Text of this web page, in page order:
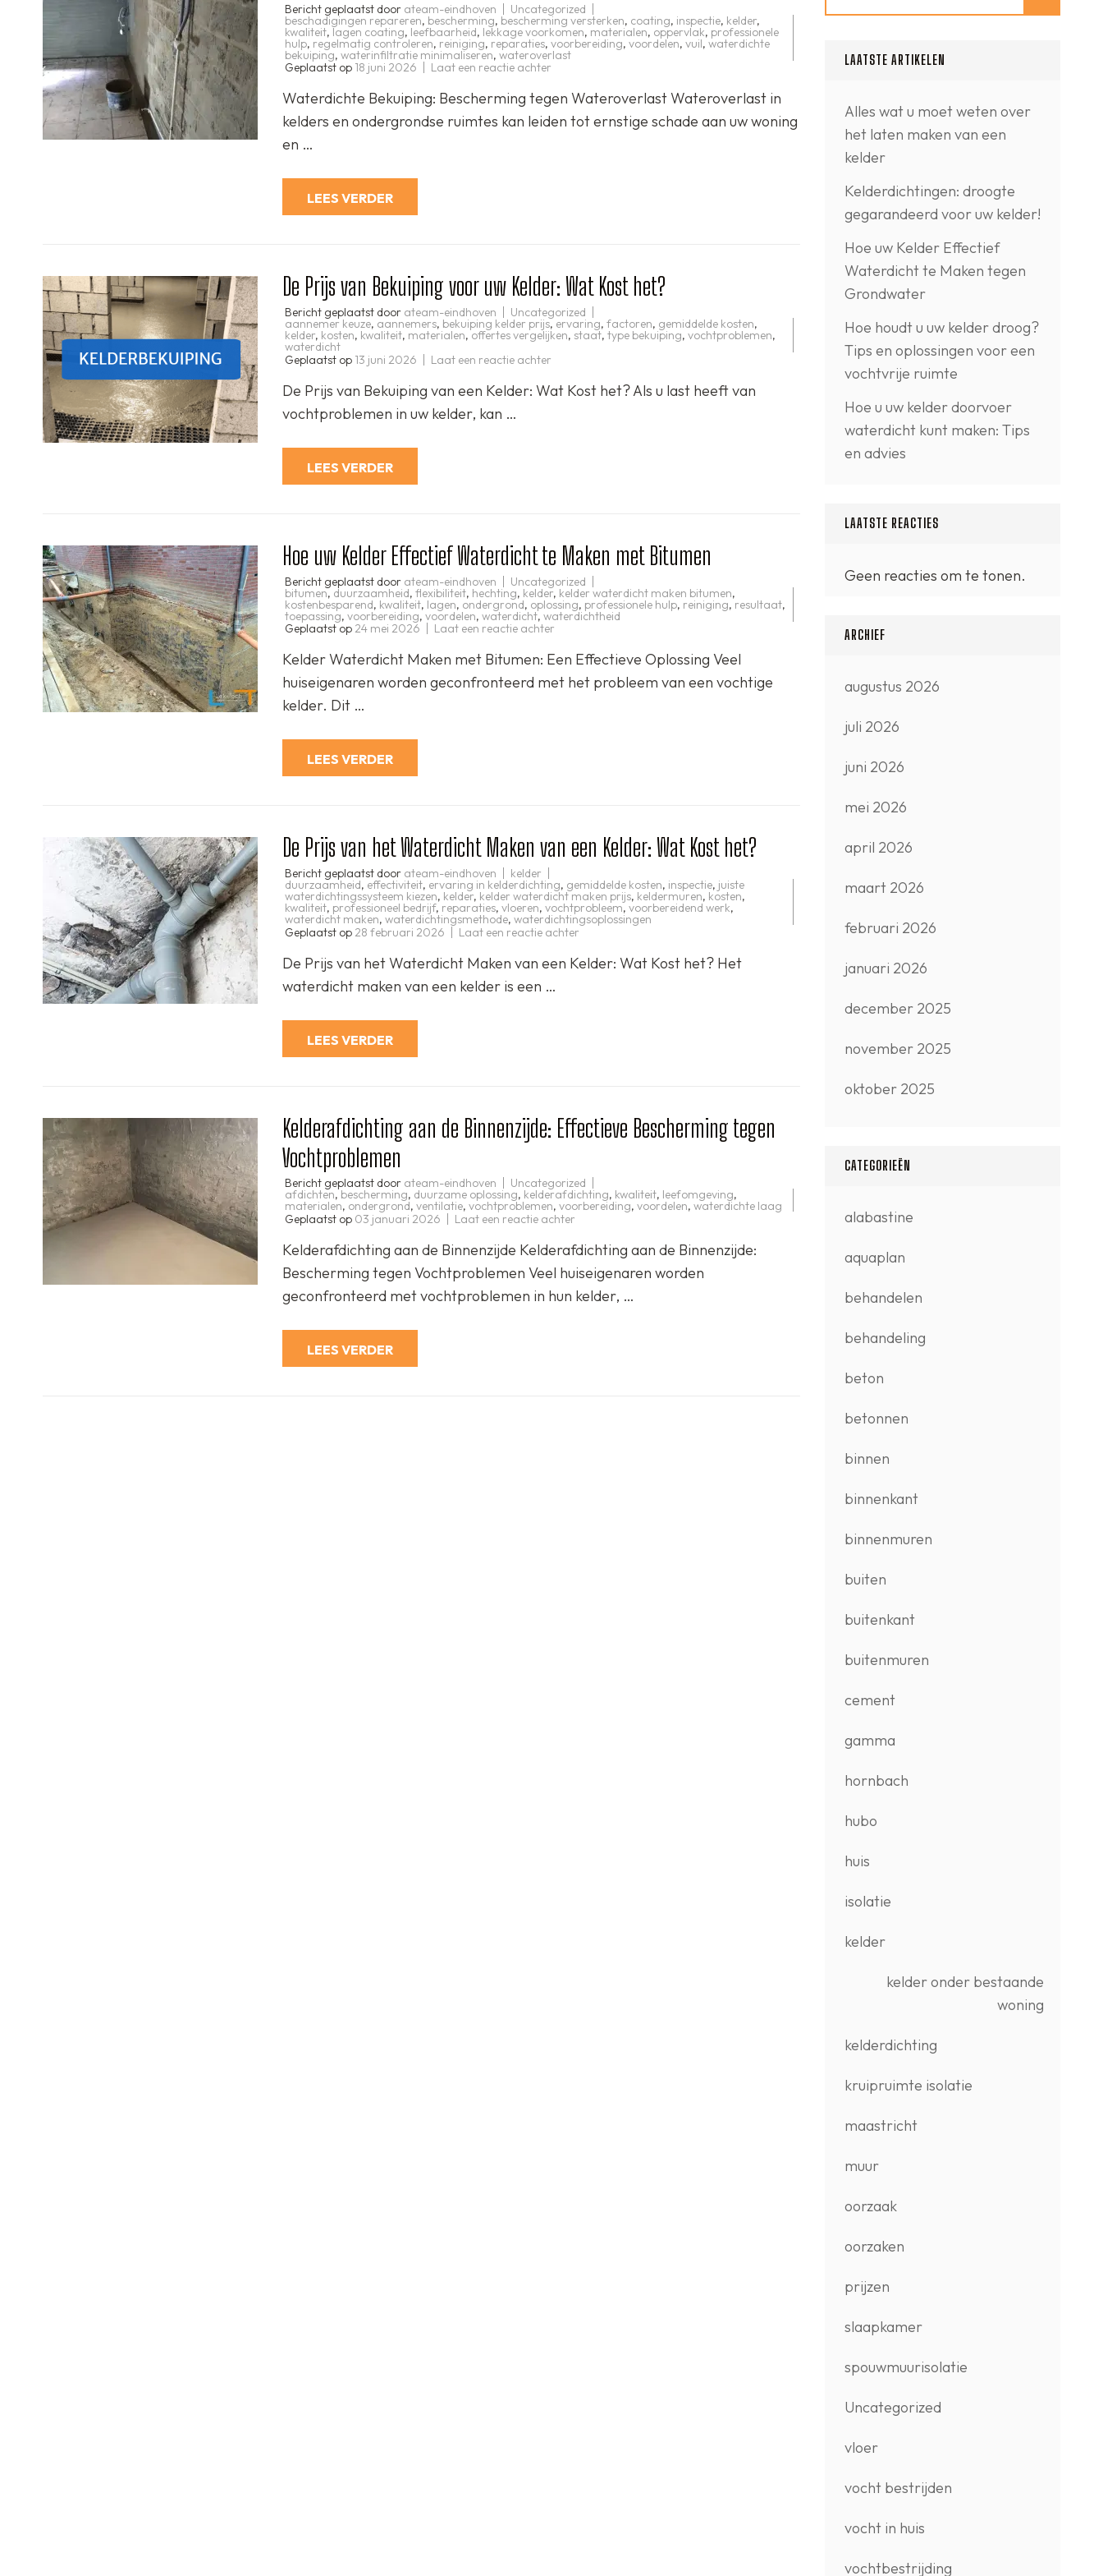
Bericht geplaatst door ateam-eindhoven Uncategorized
beschadigingen repareren, bescherming, bescherming versterken, coating, inspectie, kelder,
kwaliteit, lagen coating, leefbaarheid, lekkage voorkomen, materialen, oppervlak, professionele
hulp, regelmatig controleren, reiniging, reparaties, voorbereiding, voordelen, vuil, waterdichte
bekuiping, waterinfiltratie minimaliseren, wateroverlast
Geplaatst op 18 juni 2026 Laat een reactie achter
Waterdichte
Bekuiping
voor
Droge
Waterdichte Bekuiping: Bescherming tegen Wateroverlast Wateroverlast in
kelders en ondergrondse ruimtes kan leiden tot ernstige schade aan uw woning
en …
LEES VERDER
De Prijs van Bekuiping voor uw Kelder: Wat Kost het?
Bericht geplaatst door ateam-eindhoven Uncategorized
aannemer keuze, aannemers, bekuiping kelder prijs, ervaring, factoren, gemiddelde kosten,
kelder, kosten, kwaliteit, materialen,offertes vergelijken, staat, type bekuiping, vochtproblemen,
waterdicht
Geplaatst op 13 juni 2026 Laat een reactie achter
Prijs
van
De Prijs van Bekuiping van een Kelder: Wat Kost het? Als u last heeft van
vochtproblemen in uw kelder, kan …
LEES VERDER
Hoe uw Kelder Effectief Waterdicht te Maken met Bitumen
Bericht geplaatst door ateam-eindhoven Uncategorized
bitumen, duurzaamheid, flexibiliteit, hechting, kelder, kelder waterdicht maken bitumen,
kostenbesparend, kwaliteit, lagen, ondergrond, oplossing, professionele hulp, reiniging, resultaat,
toepassing, voorbereiding, voordelen, waterdicht, waterdichtheid
Geplaatst op 24 mei 2026 Laat een reactie achter
uw
Kelder
Effectief
Waterdicht
Kelder Waterdicht Maken met Bitumen: Een Effectieve Oplossing Veel
huiseigenaren worden geconfronteerd met het probleem van een vochtige
kelder. Dit …
LEES VERDER
De Prijs van het Waterdicht Maken van een Kelder: Wat Kost het?
Bericht geplaatst door ateam-eindhoven kelder
duurzaamheid, effectiviteit, ervaring in kelderdichting, gemiddelde kosten, inspectie, juiste
waterdichtingssysteem kiezen, kelder, kelder waterdicht maken prijs, keldermuren, kosten,
kwaliteit, professioneel bedrijf, reparaties, vloeren, vochtprobleem, voorbereidend werk,
waterdicht maken, waterdichtingsmethode, waterdichtingsoplossingen
Geplaatst op 28 februari 2026 Laat een reactie achter
Prijs
van
De Prijs van het Waterdicht Maken van een Kelder: Wat Kost het? Het
waterdicht maken van een kelder is een …
LEES VERDER
Kelderafdichting aan de Binnenzijde: Effectieve Bescherming tegen
Vochtproblemen
Bericht geplaatst door ateam-eindhoven Uncategorized
afdichten, bescherming, duurzame oplossing, kelderafdichting, kwaliteit, leefomgeving,
materialen, ondergrond, ventilatie, vochtproblemen, voorbereiding, voordelen, waterdichte laag
Geplaatst op 03 januari 2026 Laat een reactie achter
aan
de
Binnenzijde:
Effectieve
Bescherming
tegen
Kelderafdichting aan de Binnenzijde Kelderafdichting aan de Binnenzijde:
Bescherming tegen Vochtproblemen Veel huiseigenaren worden
geconfronteerd met vochtproblemen in hun kelder, …
LEES VERDER
LAATSTE ARTIKELEN
Alles wat u moet weten over
het laten maken van een
kelder
Kelderdichtingen: droogte
gegarandeerd voor uw kelder!
Hoe uw Kelder Effectief
Waterdicht te Maken tegen
Grondwater
Hoe houdt u uw kelder droog?
Tips en oplossingen voor een
vochtvrije ruimte
Hoe u uw kelder doorvoer
waterdicht kunt maken: Tips
en advies
LAATSTE REACTIES
Geen reacties om te tonen.
ARCHIEF
augustus 2026
juli 2026
juni 2026
mei 2026
april 2026
maart 2026
februari 2026
januari 2026
december 2025
november 2025
oktober 2025
CATEGORIEËN
alabastine
aquaplan
behandelen
behandeling
beton
betonnen
binnen
binnenkant
binnenmuren
buiten
buitenkant
buitenmuren
cement
gamma
hornbach
hubo
huis
isolatie
kelder
kelder onder bestaande
woning
kelderdichting
kruipruimte isolatie
maastricht
muur
oorzaak
oorzaken
prijzen
slaapkamer
spouwmuurisolatie
Uncategorized
vloer
vocht bestrijden
vocht in huis
vochtbestrijding